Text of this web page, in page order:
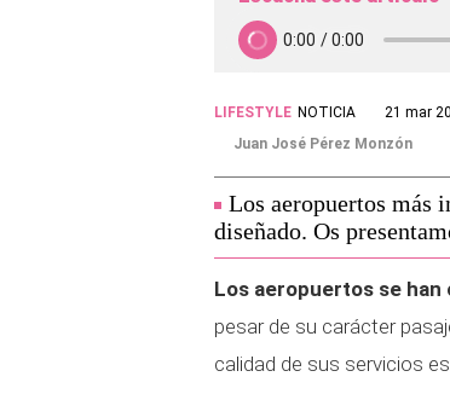
LIFESTYLE NOTICIA
21 mar
Juan José Pérez Monzón
Los aeropuertos más
diseñado. Os
Los aeropuertos se
pesar de su carácter
calidad de sus servicios